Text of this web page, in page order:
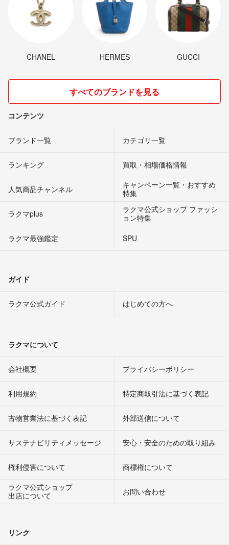
CHANEL HERMES GUCCI
すべてのブランドを見る
コンテンツ
ブランド一覧 カテゴリ一覧
ランキング 買取・相場価格情報
人気商品チャンネル
キャンペーン一覧・おすすめ
特集
ラクマplus
ラクマ公式ショップ ファッシ
ョン特集
ラクマ最強鑑定
SPU
ガイド
ラクマ公式ガイド はじめての方へ
ラクマについて
会社概要 プライバシーポリシー
利用規約 特定商取引法に基づく表記
古物営業法に基づく表記 外部送信について
サステナビリティメッセージ 安心・安全のための取り組み
権利侵害について
商標権について
ラクマ公式ショップ
出店について
お問い合わせ
リンク